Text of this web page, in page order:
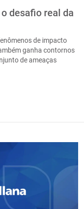
desafio real da
de impacto
ganha contornos
de ameaças